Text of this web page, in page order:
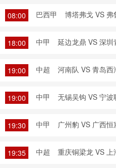
08:00 巴西甲 博塔弗戈 VS 弗
18:00 中甲 延边龙鼎 VS 深圳
19:00 中超 河南队 VS 青岛西
19:00 中甲 无锡吴钩 VS 宁
19:30 中甲 广州豹 VS 广西恒
19:35 中超 重庆铜梁龙 VS 上